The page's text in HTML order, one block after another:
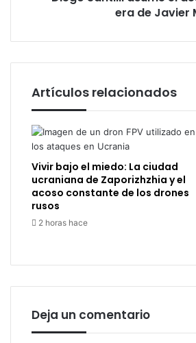
era de Javier
Artículos relacionados
Vivir bajo el miedo: La ciudad
ucraniana de Zaporizhzhia y el
acoso constante de los drones
rusos
2 horas hace
Deja un comentario